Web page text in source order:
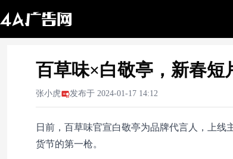
百草味×白敬亭，新春短
张小虎 发布于 2024-01-17 14:12
日前，百草味官宣白敬亭为品牌代言人，上线
货节的第一枪。